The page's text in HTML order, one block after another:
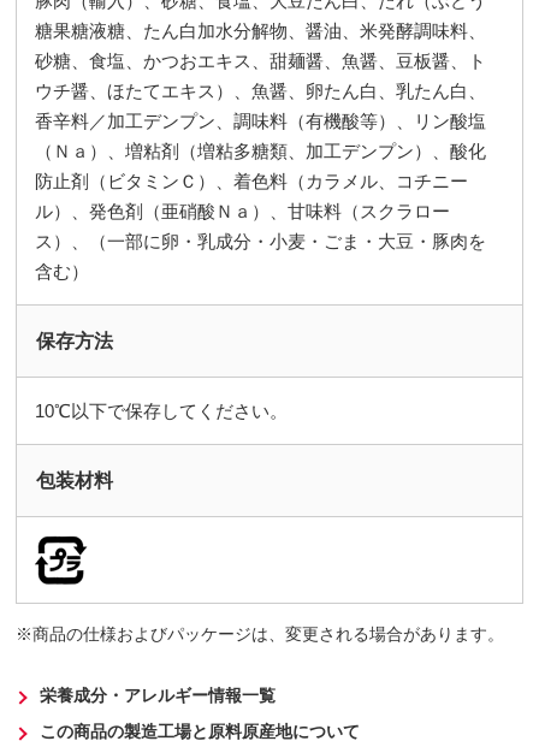
糖果糖液糖、たん白加水分解物、醤油、米発酵調味料、
砂糖、食塩、かつおエキス、甜麺醤、魚醤、豆板醤、ト
ウチ醤、ほたてエキス）、魚醤、卵たん白、乳たん白、
香辛料／加工デンプン、調味料（有機酸等）、リン酸塩
（Ｎａ）、増粘剤（増粘多糖類、加工デンプン）、酸化
防止剤（ビタミンＣ）、着色料（カラメル、コチニー
ル）、発色剤（亜硝酸Ｎａ）、甘味料（スクラロー
ス）、（一部に卵・乳成分・小麦・ごま・大豆・豚肉を
含む）
保存方法
10℃以下で保存してください。
包装材料
商品の仕様およびパッケージは、変更される場合があります。
栄養成分・アレルギー情報一覧
この商品の製造工場と原料原産地について